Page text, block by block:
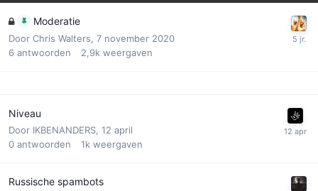
Moderatie
Door Chris Walters, 7 november 2020
6 antwoorden 2,9k weergaven
Niveau
Door IKBENANDERS, 12 april
0 antwoorden 1k weergaven
Russische spambots